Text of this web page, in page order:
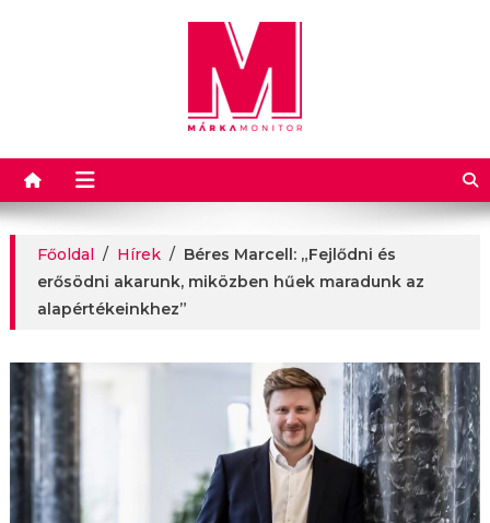
Márkamonitor
Főoldal / Hírek / Béres Marcell: „Fejlődni és
erősödni akarunk, miközben hűek maradunk az
alapértékeinkhez”